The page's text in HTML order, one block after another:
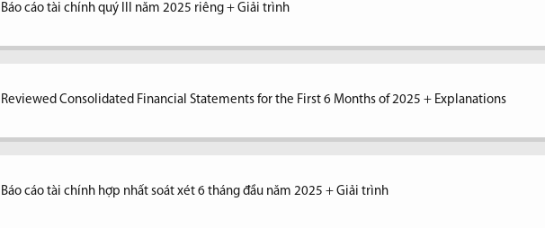
Báo cáo tài chính quý III năm 2025 riêng + Giải trình
Reviewed Consolidated Financial Statements for the First 6 Months of 2025 + Explanations
Báo cáo tài chính hợp nhất soát xét 6 tháng đầu năm 2025 + Giải trình